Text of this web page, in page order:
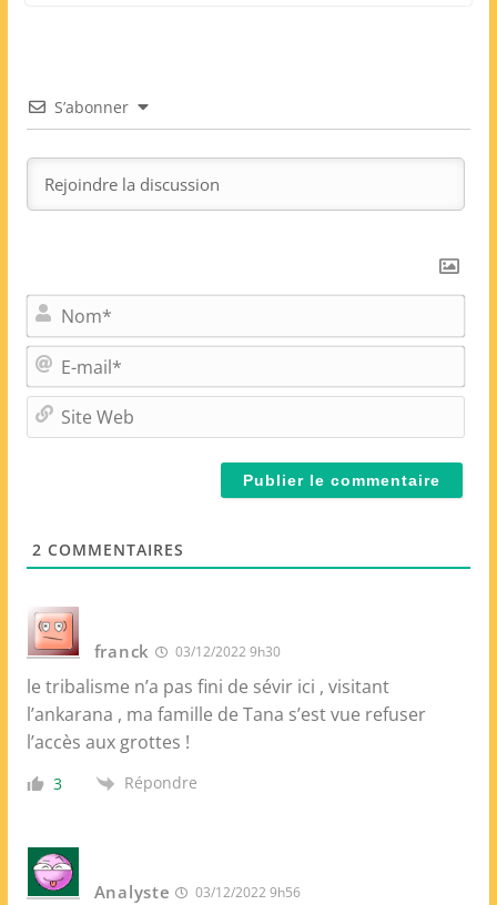
S’abonner
o
m
*
E
-
m
i
2 COMMENTAIRES
franck 03/12/2022 9h30
le tribalisme n’a pas fini de sévir ici , visitant
l’ankarana , ma famille de Tana s’est vue refuser
l’accès aux grottes !
3 Répondre
Analyste 03/12/2022 9h56